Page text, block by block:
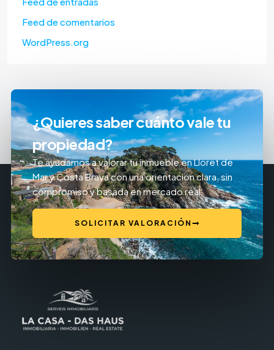
Feed de comentarios
WordPress.org
¿Quieres saber cuánto vale tu
propiedad?
Te ayudamos a valorar tu inmueble en Lloret de
Mar y Costa Brava con una orientación clara, sin
compromiso y basada en mercado real.
SOLICITAR VALORACIÓN